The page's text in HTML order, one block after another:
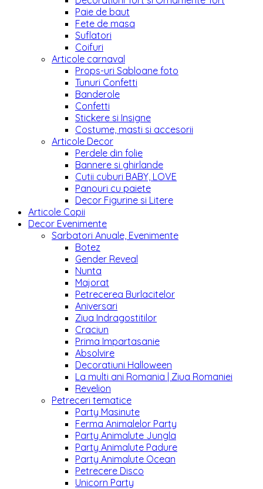
Paie de baut
Fete de masa
Suflatori
Coifuri
Articole carnaval
Props-uri Sabloane foto
Tunuri Confetti
Banderole
Confetti
Stickere si Insigne
Costume, masti si accesorii
Articole Decor
Perdele din folie
Bannere si ghirlande
Cutii cuburi BABY, LOVE
Panouri cu paiete
Decor Figurine si Litere
Articole Copii
Decor Evenimente
Sarbatori Anuale, Evenimente
Botez
Gender Reveal
Nunta
Majorat
Petrecerea Burlacitelor
Aniversari
Ziua Indragostitilor
Craciun
Prima Impartasanie
Absolvire
Decoratiuni Halloween
La multi ani Romania | Ziua Romaniei
Revelion
Petreceri tematice
Party Masinute
Ferma Animalelor Party
Party Animalute Jungla
Party Animalute Padure
Party Animalute Ocean
Petrecere Disco
Unicorn Party